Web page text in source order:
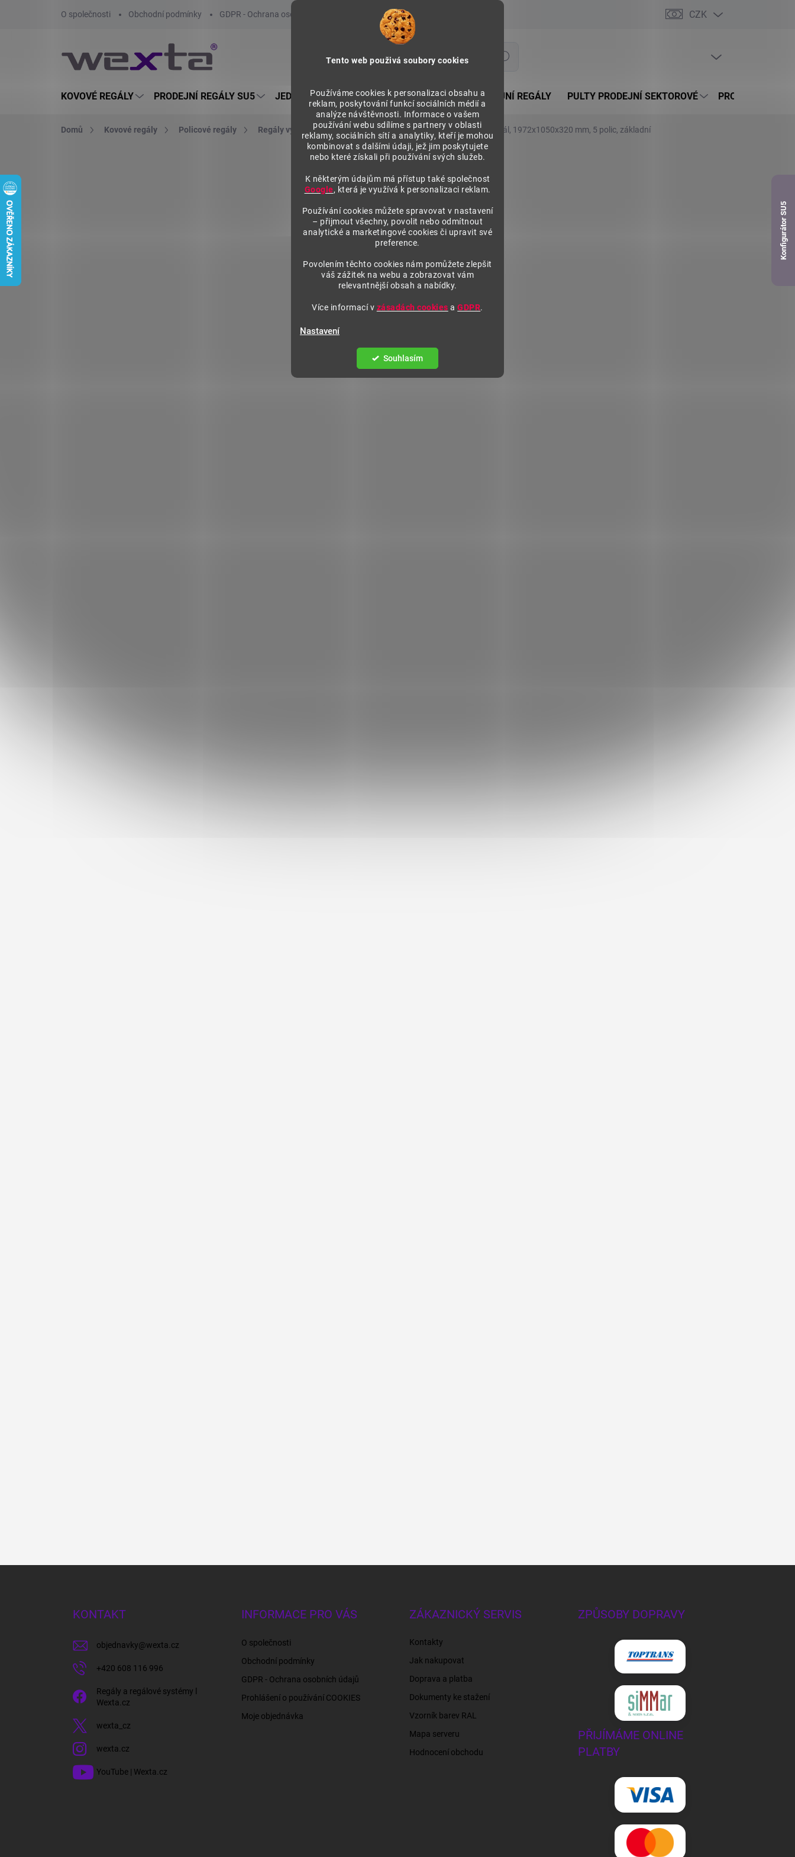
Tento web použivá soubory cookies
Používáme cookies k personalizaci obsahu a
reklam, poskytování funkcí sociálních médií a
analýze návštěvnosti. Informace o vašem
používání webu sdílíme s partnery v oblasti
reklamy, sociálních sítí a analytiky, kteří je mohou
kombinovat s dalšími údaji, jež jim poskytujete
nebo které získali při používání svých služeb.
K některým údajům má přístup také společnost
Google, která je využívá k personalizaci reklam.
Používání cookies můžete spravovat v nastavení
– přijmout všechny, povolit nebo odmítnout
analytické a marketingové cookies či upravit své
preference.
Povolením těchto cookies nám pomůžete zlepšit
váš zážitek na webu a zobrazovat vám
relevantnější obsah a nabídky.
Více informací v zásadách cookies aGDPR.
Nastavení
Souhlasím
O společnosti Obchodní podmínky GDPR - Ochrana osobních údajů Prohlášení o používání COOKIES CZK
Hledat
KOVOVÉ REGÁLY PRODEJNÍ REGÁLY SU5 JEDNOSTRANNÉ REGÁLY OBOUSTRANNÉ PRODEJNÍ REGÁLY PULTY PRODEJNÍ SEKTOROVÉ PROSKLENÉ
Domů Kovové regály Policové regály Regály výška 1972 mm, základní moduly Kovový policový regál, 1972x1050x320 mm, 5 polic, základní
KONTAKT
objednavky@wexta.cz
+420 608 116 996
Regály a regálové systémy l
Wexta.cz
wexta_cz
wexta.cz
YouTube | Wexta.cz
INFORMACE PRO VÁS
O společnosti
Obchodní podmínky
GDPR - Ochrana osobních údajů
Prohlášení o používání COOKIES
Moje objednávka
ZÁKAZNICKÝ SERVIS
Kontakty
Jak nakupovat
Doprava a platba
Dokumenty ke stažení
Vzorník barev RAL
Mapa serveru
Hodnocení obchodu
ZPŮSOBY DOPRAVY
PŘIJÍMÁME ONLINE
PLATBY
Konfigurátor SU5